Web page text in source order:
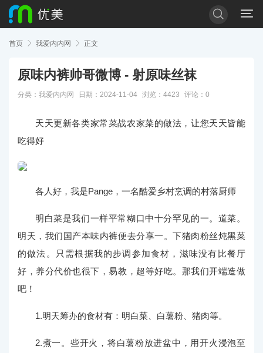


首页  我爱内内网  正文
原味内裤帅哥微博 - 射原味丝袜
分类： 我爱内内网 日期：2024-11-04 浏览：4423 评论：0
天天更新各类家常菜战农家菜的做法，让您天天皆能
吃得好
各人好，我是Pange，一名酷爱乡村烹调的村落厨师
明白菜是我们一样平常糊口中十分罕见的一。道菜。
明天，我们国产本味内裤便去分享一。下猪肉粉丝炖黑菜
的做法。只需根据我的步调参加食材，滋味没有比餐厅
好，养分代价也很下，易教，超等好吃。那我们开端造做
吧！
1.明天筹办的食材有：明白菜、白薯粉、猪肉等。
2.煮一。些开火，将白薯粉放进盆中，用开火浸泡至